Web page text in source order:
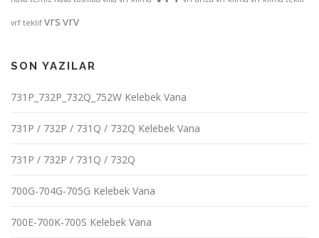
vrf teklif vrsvrv
SON YAZILAR
731P_732P_732Q_752W Kelebek Vana
731P / 732P / 731Q / 732Q Kelebek Vana
731P / 732P / 731Q / 732Q
700G-704G-705G Kelebek Vana
700E-700K-700S Kelebek Vana